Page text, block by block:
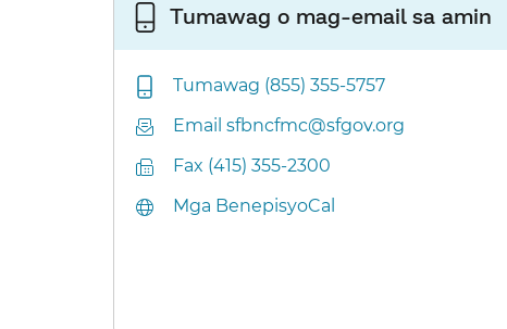
Tumawag o mag-email sa amin​​
Tumawag (855) 355-5757​​
Email sfbncfmc@sfgov.org​​
Fax (415) 355-2300​​
Mga BenepisyoCal​​